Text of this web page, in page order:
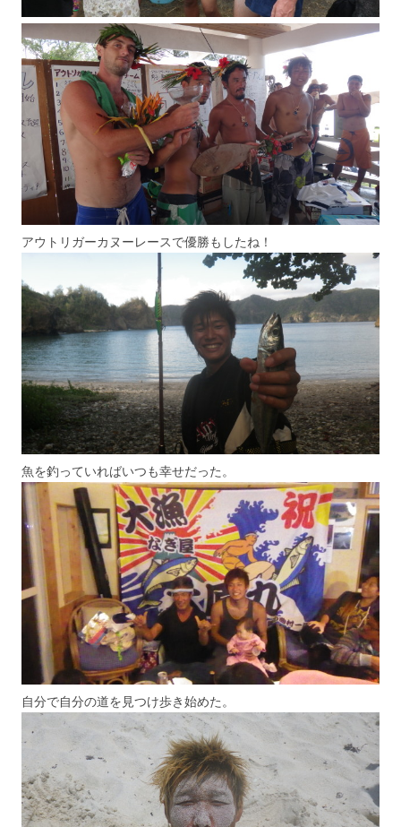
アウトリガーカヌーレースで優勝もしたね！
魚を釣っていればいつも幸せだった。
自分で自分の道を見つけ歩き始めた。